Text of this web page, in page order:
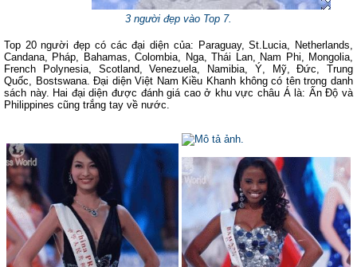
3 người đẹp vào Top 7.
Top 20 người đẹp có các đại diện của: Paraguay, St.Lucia, Netherlands,
Candana, Pháp, Bahamas, Colombia, Nga, Thái Lan, Nam Phi, Mongolia,
French Polynesia, Scotland, Venezuela, Namibia, Ý, Mỹ, Đức, Trung
Quốc, Bostswana. Đại diện Việt Nam Kiều Khanh không có tên trong danh
sách này. Hai đại diện được đánh giá cao ở khu vực châu Á là: Ấn Độ và
Philippines cũng trắng tay về nước.